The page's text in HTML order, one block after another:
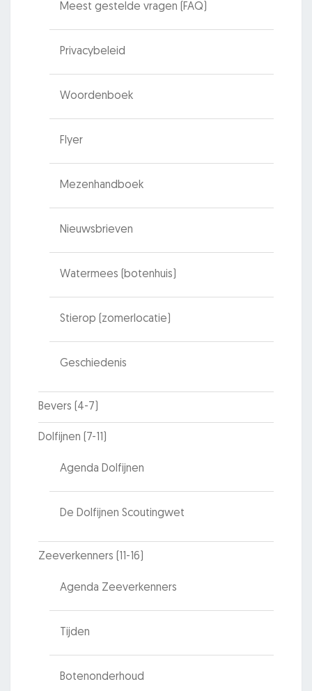
Meest gestelde vragen (FAQ)
Privacybeleid
Woordenboek
Flyer
Mezenhandboek
Nieuwsbrieven
Watermees (botenhuis)
Stierop (zomerlocatie)
Geschiedenis
Bevers (4-7)
Dolfijnen (7-11)
Agenda Dolfijnen
De Dolfijnen Scoutingwet
Zeeverkenners (11-16)
Agenda Zeeverkenners
Tijden
Botenonderhoud